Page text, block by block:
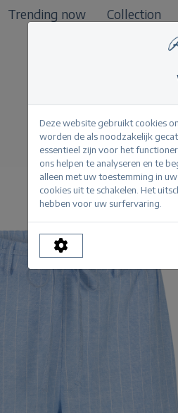
Trending now Collection
Deze website gebruikt cookies
worden de als noodzakelijk
essentieel zijn voor het
ons helpen te analyseren en te
alleen met uw toestemming in
cookies uit te schakelen. Het
hebben voor uw surfervaring.